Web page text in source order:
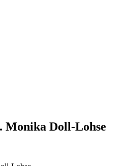
Monika Doll-Lohse